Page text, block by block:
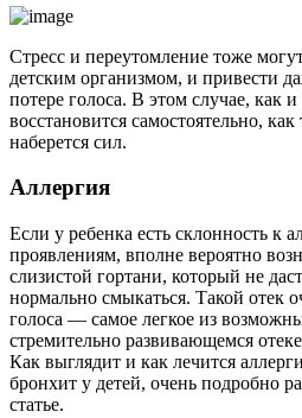
Стресс и переутомление тоже
детским организмом, и привести
потере голоса. В этом случае, как
восстановится самостоятельно,
наберется сил.
Аллергия
Если у ребенка есть склонность к
проявлениям, вполне вероятно
слизистой гортани, который не
нормально смыкаться. Такой отек
голоса — самое легкое из
стремительно развивающемся
Как выглядит и как лечится
бронхит у детей, очень подробно
статье.